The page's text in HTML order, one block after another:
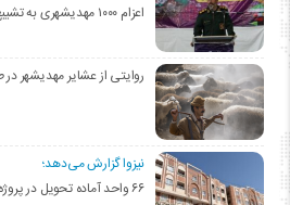
اعزام ۱۰۰۰ مهدیشهری به تشییع رهبر شهید
روایتی از عشایر مهدیشهر
نیزوا گزارش می‌دهد؛
۶۶ واحد آماده تحویل در پروژه۱۳۸ واحدی مهدیشهر